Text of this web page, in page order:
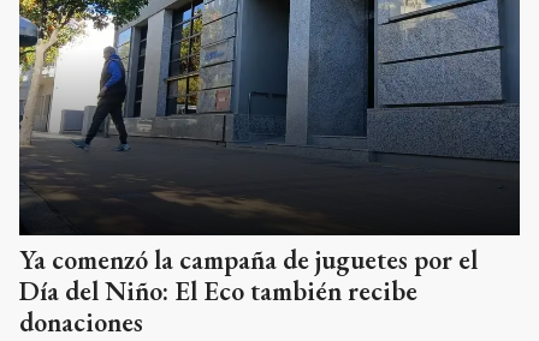
Ya comenzó la campaña de juguetes por el
Día del Niño: El Eco también recibe
donaciones